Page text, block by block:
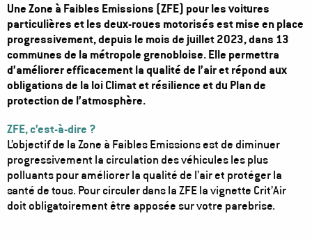
Une Zone à Faibles Emissions (ZFE) pour les voitures
particulières et les deux-roues motorisés est mise en place
progressivement, depuis le mois de juillet 2023, dans 13
communes de la métropole grenobloise. Elle permettra
d’améliorer efficacement la qualité de l’air et répond aux
obligations de la loi Climat et résilience et du Plan de
protection de l’atmosphère.
ZFE, c’est-à-dire ?
L’objectif de la Zone à Faibles Emissions est de diminuer
progressivement la circulation des véhicules les plus
polluants pour améliorer la qualité de l’air et protéger la
santé de tous. Pour circuler dans la ZFE la vignette Crit’Air
doit obligatoirement être apposée sur votre parebrise.